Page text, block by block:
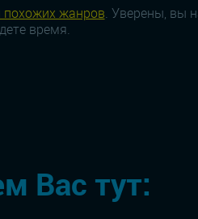
похожих жанров. Уверены, вы
время.
Вас тут: